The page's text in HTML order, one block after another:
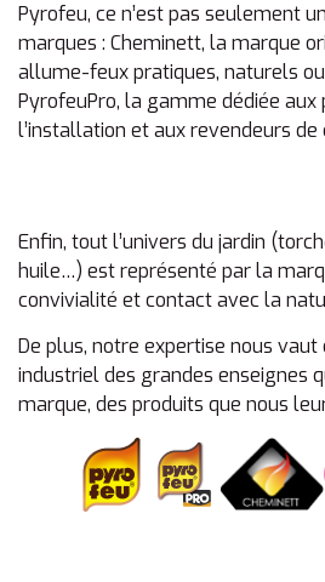
38030 GRENOBLE CEDEX 2
France
ENTREPOT DU BRICOLAGE
CASTORAMA
32 RUE DE CHAMP ROMAN
38400 ST MARTIN D HERES
France
BRICORAMA
C.C CARREFOUR
Pyrofeu, ce n’est pas seulement
marques : Cheminett, la marque
allume-feux pratiques, naturels
PyrofeuPro, la gamme dédiée aux
l’installation et aux revendeurs
Enfin, tout l’univers du jardin
huile…) est représenté par la
convivialité et contact avec la
De plus, notre expertise nous vaut
industriel des grandes enseignes
marque, des produits que nous